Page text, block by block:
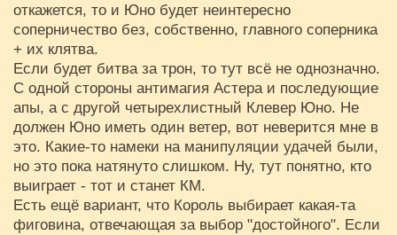
откажется, то и Юно будет неинтересно
соперничество без, собственно, главного соперника
+ их клятва.
Если будет битва за трон, то тут всё не однозначно.
С одной стороны антимагия Астера и последующие
апы, а с другой четырехлистный Клевер Юно. Не
должен Юно иметь один ветер, вот неверится мне в
это. Какие-то намеки на манипуляции удачей были,
но это пока натянуто слишком. Ну, тут понятно, кто
выиграет - тот и станет КМ.
Есть ещё вариант, что Король выбирает какая-та
фиговина, отвечающая за выбор "достойного". Если